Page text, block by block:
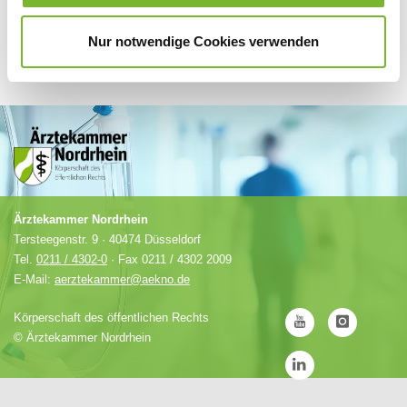
Nur notwendige Cookies verwenden
Ärztekammer Nordrhein
Tersteegenstr. 9 · 40474 Düsseldorf
Tel. 0211 / 4302-0 · Fax 0211 / 4302 2009
E-Mail: aerztekammer@aekno.de
Körperschaft des öffentlichen Rechts
© Ärztekammer Nordrhein